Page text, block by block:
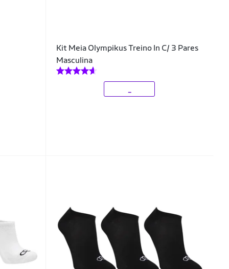
Kit Meia Olympikus Treino In C/ 3 Pares
Masculina